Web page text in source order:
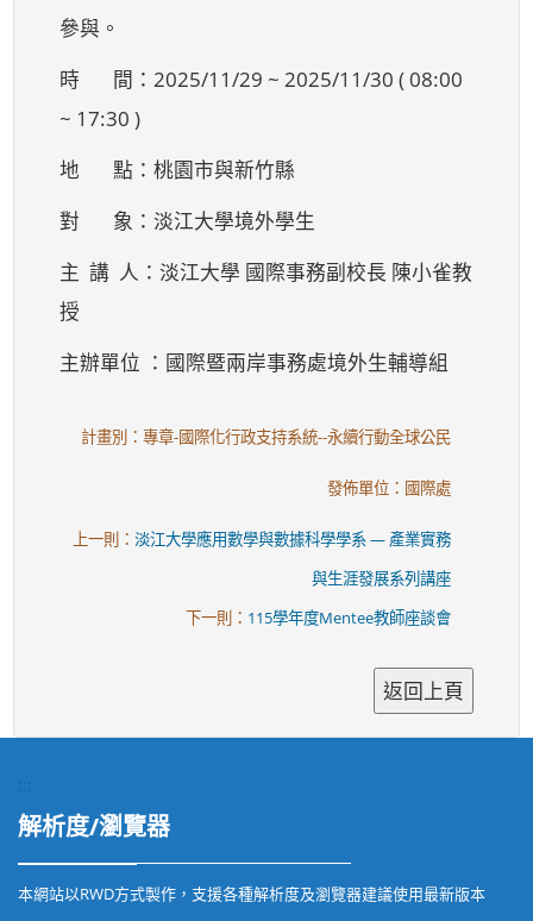
參與。
時 間：2025/11/29 ~ 2025/11/30 ( 08:00
~ 17:30 )
地 點：桃園市與新竹縣
對 象：淡江大學境外學生
主 講 人：淡江大學 國際事務副校長 陳小雀教
授
主辦單位 ：國際暨兩岸事務處境外生輔導組
計畫別：專章-國際化行政支持系統--永續行動全球公民
發佈單位：國際處
上一則：淡江大學應用數學與數據科學學系 — 產業實務
與生涯發展系列講座
下一則： 115學年度Mentee教師座談會
解析度/瀏覽器
本網站以RWD方式製作，支援各種解析度及瀏覽器建議使用最新版本